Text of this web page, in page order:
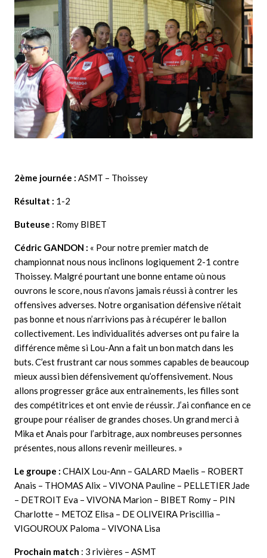
2ème journée : ASMT – Thoissey
Résultat : 1-2
Buteuse : Romy BIBET
Cédric GANDON : « Pour notre premier match de
championnat nous nous inclinons logiquement 2-1 contre
Thoissey. Malgré pourtant une bonne entame où nous
ouvrons le score, nous n’avons jamais réussi à contrer les
offensives adverses. Notre organisation défensive n’était
pas bonne et nous n’arrivions pas à récupérer le ballon
collectivement. Les individualités adverses ont pu faire la
différence même si Lou-Ann a fait un bon match dans les
buts. C’est frustrant car nous sommes capables de beaucoup
mieux aussi bien défensivement qu’offensivement. Nous
allons progresser grâce aux entrainements, les filles sont
des compétitrices et ont envie de réussir. J’ai confiance en ce
groupe pour réaliser de grandes choses. Un grand merci à
Mika et Anais pour l’arbitrage, aux nombreuses personnes
présentes, nous allons revenir meilleures. »
Le groupe : CHAIX Lou-Ann – GALARD Maelis – ROBERT
Anais – THOMAS Alix – VIVONA Pauline – PELLETIER Jade
– DETROIT Eva – VIVONA Marion – BIBET Romy – PIN
Charlotte – METOZ Elisa – DE OLIVEIRA Priscillia –
VIGOUROUX Paloma – VIVONA Lisa
Prochain match : 3 rivières – ASMT